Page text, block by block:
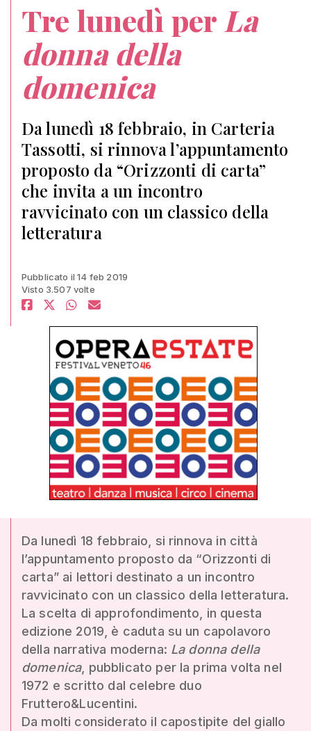
Tre lunedì per La
donna della
domenica
Da lunedì 18 febbraio, in Carteria
Tassotti, si rinnova l’appuntamento
proposto da “Orizzonti di carta”
che invita a un incontro
ravvicinato con un classico della
letteratura
Pubblicato il 14 feb 2019
Visto 3.507 volte
Da lunedì 18 febbraio, si rinnova in città
l’appuntamento proposto da “Orizzonti di
carta” ai lettori destinato a un incontro
ravvicinato con un classico della letteratura.
La scelta di approfondimento, in questa
edizione 2019, è caduta su un capolavoro
della narrativa moderna: La donna della
domenica, pubblicato per la prima volta nel
1972 e scritto dal celebre duo
Fruttero&Lucentini.
Da molti considerato il capostipite del giallo